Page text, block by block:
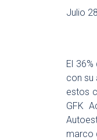
Julio
El
con su
estos
GFK
marco